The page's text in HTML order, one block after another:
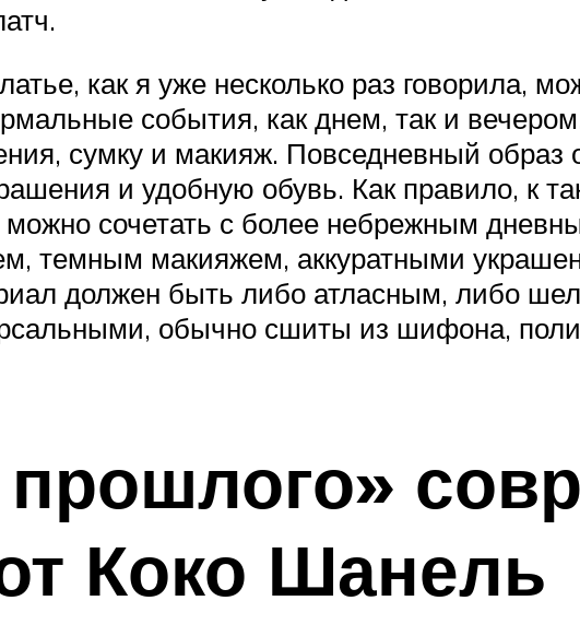
как я уже несколько раз говорила,
события, как днем, так и
сумку и макияж. Повседневный
и удобную обувь. Как правило, к
можно сочетать с более небрежным
темным макияжем, аккуратными
должен быть либо атласным, либо
обычно сшиты из шифона,
прошлого»
Коко Шанель